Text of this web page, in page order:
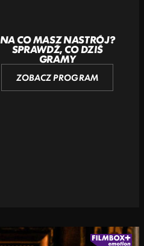
NA CO MASZ NASTRÓJ?
SPRAWDŹ, CO DZIŚ
GRAMY
ZOBACZ PROGRAM